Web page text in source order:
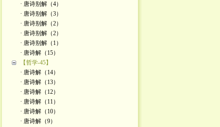
· 唐诗别解（4）
· 唐诗别解（3）
· 唐诗别解（2）
· 唐诗别解（2）
· 唐诗别解（1）
· 唐诗解（15）
【哲学-45】
· 唐诗解（14）
· 唐诗解（13）
· 唐诗解（12）
· 唐诗解（11）
· 唐诗解（10）
· 唐诗解（9）